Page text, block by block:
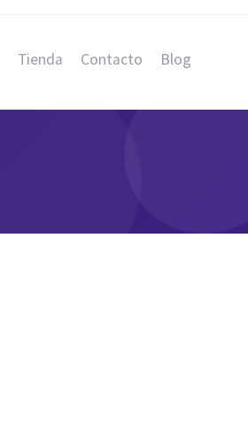
Tienda Contacto Blog